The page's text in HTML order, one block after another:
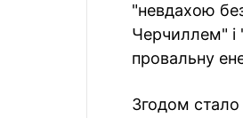
"невдахою
Черчиллем" і
провальну
Згодом